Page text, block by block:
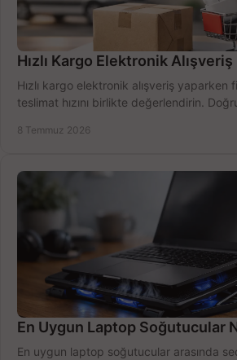
Hızlı Kargo Elektronik
Hızlı kargo elektronik alışveriş
teslimat hızını birlikte değerlendirin.
8 Temmuz 2026
En Uygun Laptop Soğutucular
En uygun laptop soğutucular arasında